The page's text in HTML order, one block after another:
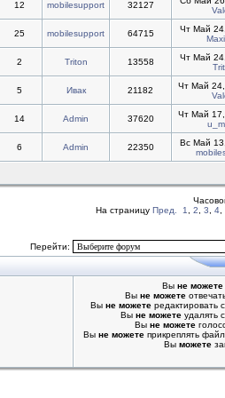
12 mobilesupport 32127
25 mobilesupport 64715
Чт Май
2 Triton 13558
Чт Май
5 Ивак 21182
Чт Май
14 Admin 37620
Чт Май
6 Admin 22350
Вс Май
На страницу Пред. 1 2 3 4
Перейти:
Вы не можете
Вы не можете
Вы не можете редактировать
Вы не можете удалять
Вы не можете
Вы не можете прикреплять
Вы можете